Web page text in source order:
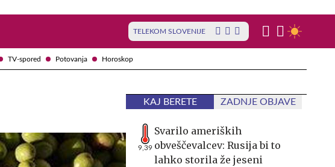
TV-spored Potovanja Horoskop
TELEKOM SLOVENIJE
KAJ BERETE ZADNJE OBJAVE
9,39
Svarilo ameriških
obveščevalcev: Rusija bi to
lahko storila že jeseni